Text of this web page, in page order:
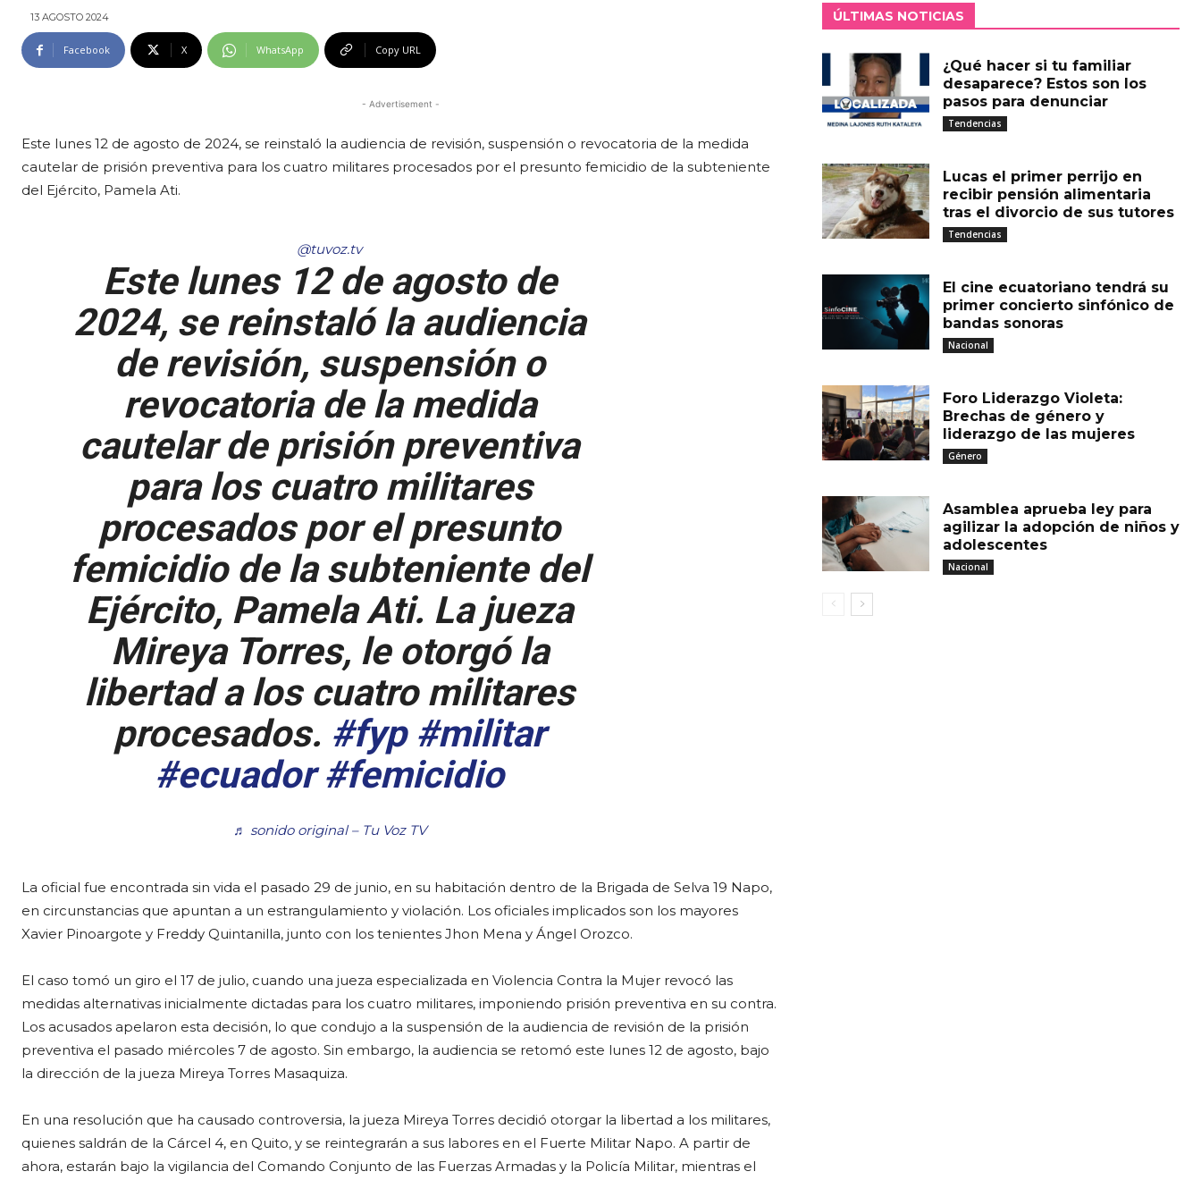
13 AGOSTO 2024
Facebook X WhatsApp Copy URL
- Advertisement -
Este lunes 12 de agosto de 2024, se reinstaló la audiencia de revisión, suspensión o revocatoria de la medida
cautelar de prisión preventiva para los cuatro militares procesados por el presunto femicidio de la subteniente
del Ejército, Pamela Ati.
@tuvoz.tv
Este lunes 12 de agosto de
2024, se reinstaló la audiencia
de revisión, suspensión o
revocatoria de la medida
cautelar de prisión preventiva
para los cuatro militares
procesados por el presunto
femicidio de la subteniente del
Ejército, Pamela Ati. La jueza
Mireya Torres, le otorgó la
libertad a los cuatro militares
procesados. #fyp #militar
#ecuador #femicidio
♬ sonido original – Tu Voz TV
La oficial fue encontrada sin vida el pasado 29 de junio, en su habitación dentro de la Brigada de Selva 19 Napo,
en circunstancias que apuntan a un estrangulamiento y violación. Los oficiales implicados son los mayores
Xavier Pinoargote y Freddy Quintanilla, junto con los tenientes Jhon Mena y Ángel Orozco.
El caso tomó un giro el 17 de julio, cuando una jueza especializada en Violencia Contra la Mujer revocó las
medidas alternativas inicialmente dictadas para los cuatro militares, imponiendo prisión preventiva en su contra.
Los acusados apelaron esta decisión, lo que condujo a la suspensión de la audiencia de revisión de la prisión
preventiva el pasado miércoles 7 de agosto. Sin embargo, la audiencia se retomó este lunes 12 de agosto, bajo
la dirección de la jueza Mireya Torres Masaquiza.
En una resolución que ha causado controversia, la jueza Mireya Torres decidió otorgar la libertad a los militares,
quienes saldrán de la Cárcel 4, en Quito, y se reintegrarán a sus labores en el Fuerte Militar Napo. A partir de
ahora, estarán bajo la vigilancia del Comando Conjunto de las Fuerzas Armadas y la Policía Militar, mientras el
ÚLTIMAS NOTICIAS
¿Qué hacer si tu familiar
desaparece? Estos son los
pasos para denunciar
Tendencias
Lucas el primer perrijo en
recibir pensión alimentaria
tras el divorcio de sus tutores
Tendencias
El cine ecuatoriano tendrá su
primer concierto sinfónico de
bandas sonoras
Nacional
Foro Liderazgo Violeta:
Brechas de género y
liderazgo de las mujeres
Género
Asamblea aprueba ley para
agilizar la adopción de niños y
adolescentes
Nacional